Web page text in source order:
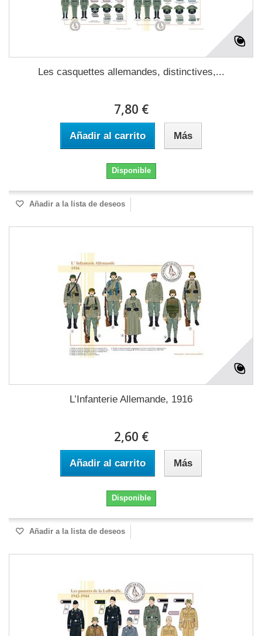
Les casquettes allemandes, distinctives,...
7,80 €
Añadir al carrito Más
Disponible
Añadir a la lista de deseos
L’Infanterie Allemande, 1916
2,60 €
Añadir al carrito Más
Disponible
Añadir a la lista de deseos